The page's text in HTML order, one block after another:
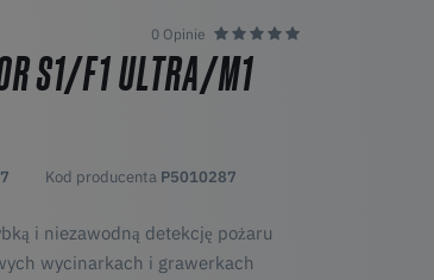
0 Opinie
S1/F1 ULTRA/M1
Kod producenta P5010287
i niezawodną detekcję pożaru
wycinarkach i grawerkach